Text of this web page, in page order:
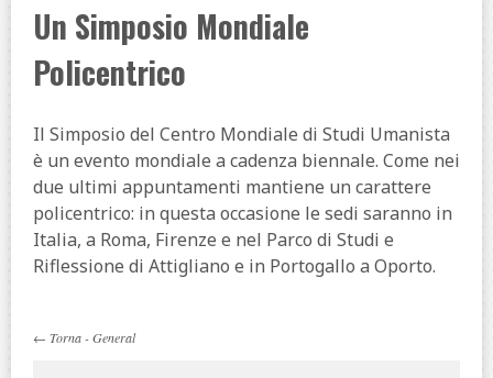
Un Simposio Mondiale
Policentrico
Il Simposio del Centro Mondiale di Studi Umanista
è un evento mondiale a cadenza biennale. Come nei
due ultimi appuntamenti mantiene un carattere
policentrico: in questa occasione le sedi saranno in
Italia, a Roma, Firenze e nel Parco di Studi e
Riflessione di Attigliano e in Portogallo a Oporto.
← Torna-General